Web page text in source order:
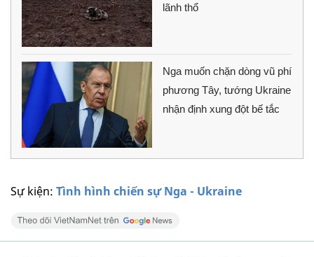
Sự kiện: Tình hình chiến sự Nga - Ukraine
lãnh thổ
Nga muốn chặn dòng vũ phí
phương Tây, tướng Ukraine
nhận định xung đột bế tắc